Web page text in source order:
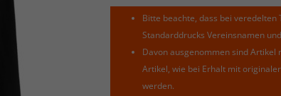
Bitte beachte, dass bei
Standarddrucks Vereinsnamen
Davon ausgenommen sind Artikel
Artikel, wie bei Erhalt mit
werden.